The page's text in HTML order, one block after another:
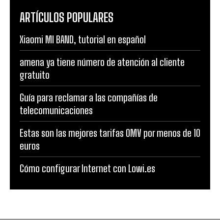
ARTÍCULOS POPULARES
Xiaomi MI BAND, tutorial en español
amena ya tiene número de atención al cliente
gratuito
Guía para reclamar a las compañías de
telecomunicaciones
Estas son las mejores tarifas OMV por menos de 10
euros
Cómo configurar Internet con Lowi.es